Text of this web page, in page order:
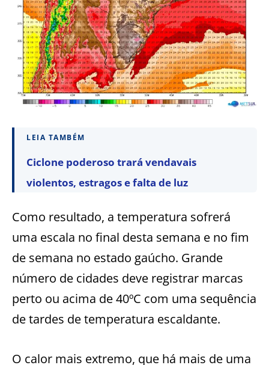
LEIA TAMBÉM
Ciclone poderoso trará vendavais
violentos, estragos e falta de luz
Como resultado, a temperatura sofrerá
uma escala no final desta semana e no fim
de semana no estado gaúcho. Grande
número de cidades deve registrar marcas
perto ou acima de 40ºC com uma sequência
de tardes de temperatura escaldante.
O calor mais extremo, que há mais de uma